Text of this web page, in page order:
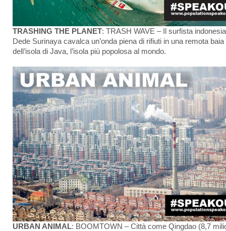
TRASHING THE PLANET: TRASH WAVE – Il surfista
Dede Surinaya cavalca un’onda piena di rifiuti in una remota baia
dell’isola di Java, l’isola più popolosa al mondo.
URBAN ANIMAL: BOOMTOWN – Città come Qingdao (8,7